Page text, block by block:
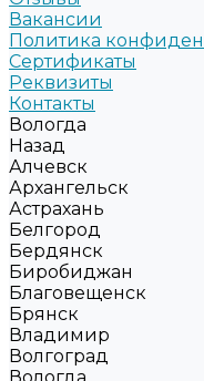
Вакансии
Политика
Сертификаты
Реквизиты
Контакты
Вологда
Назад
Алчевск
Архангельск
Астрахань
Белгород
Бердянск
Биробиджан
Благовещенск
Брянск
Владимир
Волгоград